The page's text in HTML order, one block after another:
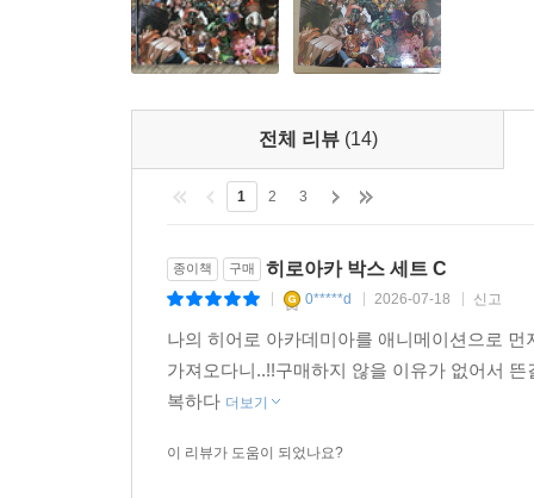
전체 리뷰 (14)
1 2 3
종이책 구매 히로아카 박스 세트 C
0*****d 2026-07-18 신고
나의 히어로 아카데미아를 애니메이션으로
가져오다니..!!구매하지 않을 이유가 없어서
복하다 더보기
이 리뷰가 도움이 되었나요?